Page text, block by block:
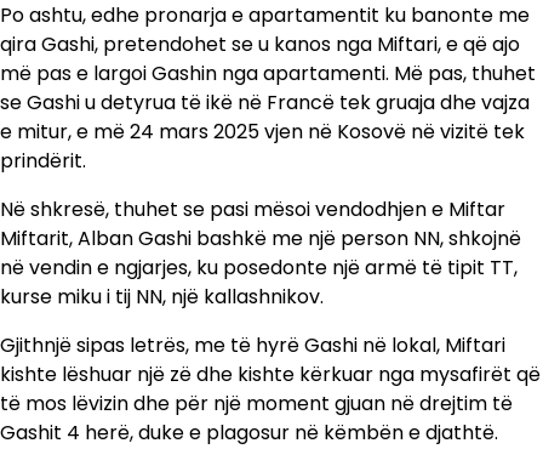
Po ashtu, edhe pronarja e apartamentit ku banonte me
qira Gashi, pretendohet se u kanos nga Miftari, e që ajo
më pas e largoi Gashin nga apartamenti. Më pas, thuhet
se Gashi u detyrua të ikë në Francë tek gruaja dhe vajza
e mitur, e më 24 mars 2025 vjen në Kosovë në vizitë tek
prindërit.
Në shkresë, thuhet se pasi mësoi vendodhjen e Miftar
Miftarit, Alban Gashi bashkë me një person NN, shkojnë
në vendin e ngjarjes, ku posedonte një armë të tipit TT,
kurse miku i tij NN, një kallashnikov.
Gjithnjë sipas letrës, me të hyrë Gashi në lokal, Miftari
kishte lëshuar një zë dhe kishte kërkuar nga mysafirët që
të mos lëvizin dhe për një moment gjuan në drejtim të
Gashit 4 herë, duke e plagosur në këmbën e djathtë.